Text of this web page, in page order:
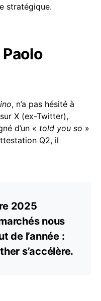
stratégique.
, n’a pas hésité à
X (ex-Twitter),
d’un « told you so »
Q2, il
2025
nous
de l’année :
s’accélère.